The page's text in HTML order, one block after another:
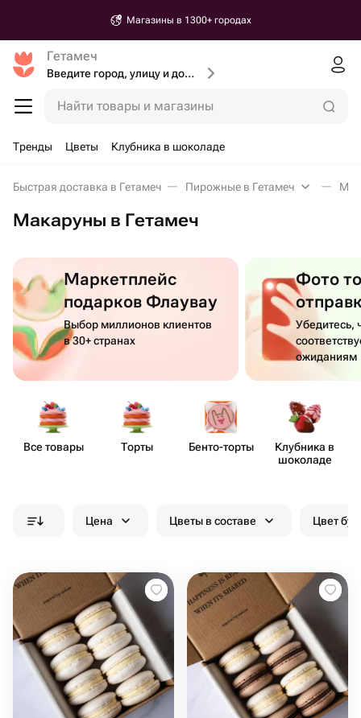
Магазины в 1300+ городах
Гетамеч
Введите город, улицу и дом доставки
Найти товары и магазины
Тренды Цветы Клубника в шоколаде
Быстрая доставка в Гетамеч Пирожные в Гетамеч
Макаруны в Гетамеч
Маркетплейс
подарков Флаувау
Выбор миллионов клиентов
в 30+ странах
Фото
Убедитесь,
ожиданиям
Все товары Торты Бенто​-торты
Клубника в
шоколаде
Цена Цветы в составе Цвет